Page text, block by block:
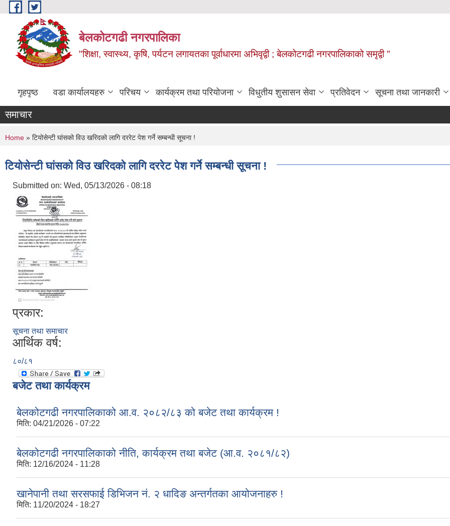
Skip to main content
बेलकोटगढी नगरपालिका
"शिक्षा, स्वास्थ्य, कृषि, पर्यटन लगायतका पूर्वाधारमा अभिवृद्वी ; बेलकोटगढी नगरपालिकाको समृद्वी "
गृहपृष्ठ वडा कार्यालयहरु परिचय कार्यक्रम तथा परियोजना विधुतीय शुसासन सेवा प्रतिवेदन सूचना तथा जानकारी
समाचार
You are here
Home » टियोसेन्टी घांसको विउ खरिदको लागि दररेट पेश गर्ने सम्बन्धी सूचना !
टियोसेन्टी घांसको विउ खरिदको लागि दररेट पेश गर्ने सम्बन्धी सूचना !
Submitted on: Wed, 05/13/2026 - 08:18
प्रकार:
सूचना तथा समाचार
आर्थिक वर्ष:
८०/८१
बजेट तथा कार्यक्रम
बेलकोटगढी नगरपालिकाको आ.व. २०८२/८३ को बजेट तथा कार्यक्रम !
मिति: 04/21/2026 - 07:22
बेलकोटगढी नगरपालिकाको नीति, कार्यक्रम तथा बजेट (आ.व. २०८१/८२)
मिति: 12/16/2024 - 11:28
खानेपानी तथा सरसफाई डिभिजन नं. २ धादिङ अन्तर्गतका आयोजनाहरु !
मिति: 11/20/2024 - 18:27